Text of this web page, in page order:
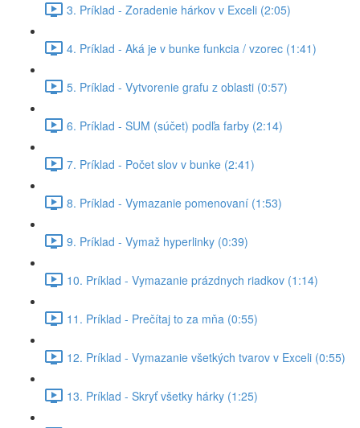
3. Príklad - Zoradenie hárkov v Exceli (2:05)
4. Príklad - Aká je v bunke funkcia / vzorec (1:41)
5. Príklad - Vytvorenie grafu z oblasti (0:57)
6. Príklad - SUM (súčet) podľa farby (2:14)
7. Príklad - Počet slov v bunke (2:41)
8. Príklad - Vymazanie pomenovaní (1:53)
9. Príklad - Vymaž hyperlinky (0:39)
10. Príklad - Vymazanie prázdnych riadkov (1:14)
11. Príklad - Prečítaj to za mňa (0:55)
12. Príklad - Vymazanie všetkých tvarov v Exceli (0:55)
13. Príklad - Skryť všetky hárky (1:25)